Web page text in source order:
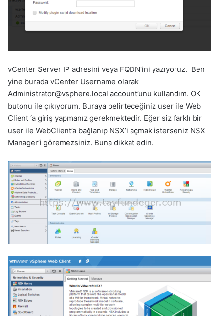
vCenter Server IP adresini veya FQDN’ini yazıyoruz. Ben
yine burada vCenter Username olarak
Administrator@vsphere.local account’unu kullandım. OK
butonu ile çıkıyorum. Buraya belirteceğiniz user ile Web
Client ‘a giriş yapmanız gerekmektedir. Eğer siz farklı bir
user ile WebClient’a bağlanıp NSX’i açmak isterseniz NSX
Manager’i göremezsiniz. Buna dikkat edin.